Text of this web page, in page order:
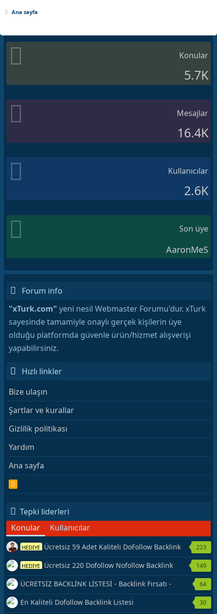
Ana sayfa
Konular
5.7K
Mesajlar
16.4K
Kullanıcılar
2.6K
Son üye
AaronMeS
Forum info
"xTurk.com" yeni nesil Webmaster Forumu'dur. xTurk
sayesinde tamamiyle onaylı gerçek kişilerin üye
olduğu platformda güvenle ürün/hizmet alışverişi
yapabilirsiniz.
Hızlı linkler
Bize ulaşın
Şartlar ve kurallar
Gizlilik politikası
Yardım
Ana sayfa
S
Tepki liderleri
Konular
Kullanıcılar
HEDİYE Ücretsiz 59 Adet Kaliteli DoFollow Backlink
Kaynağı Veriyorum.
223
HEDİYE Ücretsiz 220 Dofollow Nofollow Backlink
Veriyorum
149
ÜCRETSİZ BACKLİNK LİSTESİ - Backlink Fırsatı -
Hemen Yetiş!
64
En Kaliteli Dofollow Backlink Listesi 30